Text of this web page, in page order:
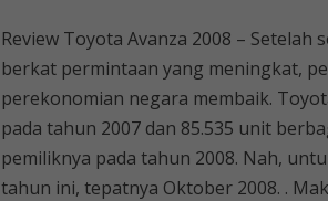
Review Toyota Avanza 2008 –
berkat permintaan yang meningkat,
perekonomian negara membaik.
pada tahun 2007 dan 85.535 unit
pemiliknya pada tahun 2008. Nah,
tahun ini, tepatnya Oktober 2008. .